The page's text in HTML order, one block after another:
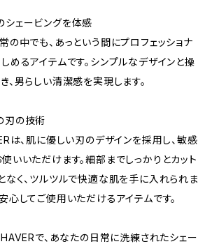
ェービングを体感
の中でも、あっという間にプロフェッショナ
めるアイテムです。シンプルなデザインと操
、男らしい清潔感を実現します。
刃の技術
、肌に優しい刃のデザインを採用し、敏感
いいただけます。細部までしっかりとカット
なく、ツルツルで快適な肌を手に入れられま
心してご使用いただけるアイテムです。
で、あなたの日常に洗練されたシェー